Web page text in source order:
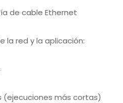
de cable Ethernet
la red y la aplicación:
(ejecuciones más cortas)